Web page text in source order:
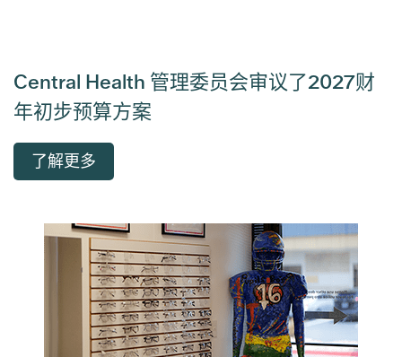
Central Health 管理委员会审议了2027财
年初步预算方案
了解更多